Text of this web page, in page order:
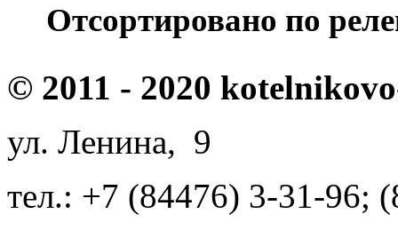
Отсортировано по
© 2011 - 2020
ул. Ленина, 9
тел.: +7 (84476) 3-31-96;